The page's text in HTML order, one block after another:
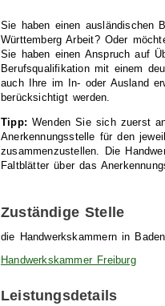
Sie haben einen ausländischen
Württemberg Arbeit? Oder
Sie haben einen Anspruch auf
Berufsqualifikation mit einem
auch Ihre im In- oder Ausland
berücksichtigt werden.
Tipp: Wenden Sie sich zuerst
Anerkennungsstelle für den
zusammenzustellen. Die
Faltblätter über das
Zuständige Stelle
die Handwerkskammern in
Handwerkskammer Freiburg
Leistungsdetails